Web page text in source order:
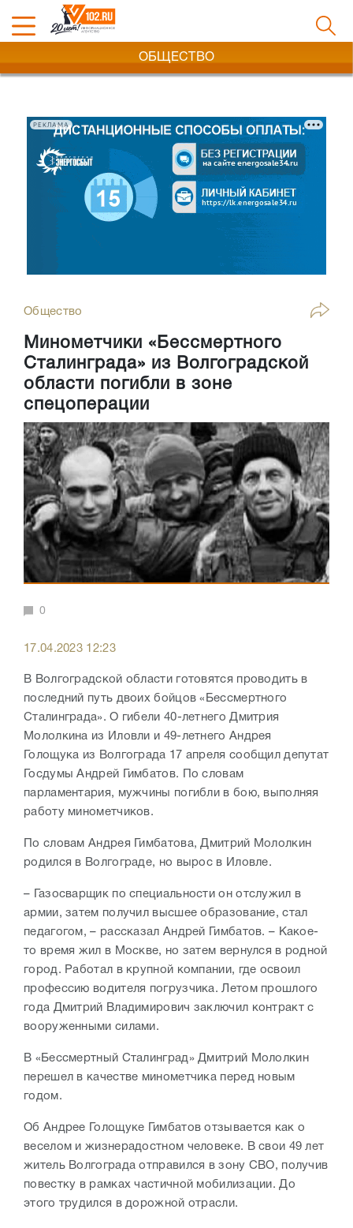
ОБЩЕСТВО
РЕКЛАМА
Общество
Минометчики «Бессмертного
Сталинграда» из Волгоградской
области погибли в зоне
спецоперации
0
17.04.2023 12:23
В Волгоградской области готовятся проводить в
последний путь двоих бойцов «Бессмертного
Сталинграда». О гибели 40-летнего Дмитрия
Мололкина из Иловли и 49-летнего Андрея
Голощука из Волгограда 17 апреля сообщил депутат
Госдумы Андрей Гимбатов. По словам
парламентария, мужчины погибли в бою, выполняя
работу минометчиков.
По словам Андрея Гимбатова, Дмитрий Мололкин
родился в Волгограде, но вырос в Иловле.
– Газосварщик по специальности он отслужил в
армии, затем получил высшее образование, стал
педагогом, – рассказал Андрей Гимбатов. – Какое-
то время жил в Москве, но затем вернулся в родной
город. Работал в крупной компании, где освоил
профессию водителя погрузчика. Летом прошлого
года Дмитрий Владимирович заключил контракт с
вооруженными силами.
В «Бессмертный Сталинград» Дмитрий Мололкин
перешел в качестве минометчика перед новым
годом.
Об Андрее Голощуке Гимбатов отзывается как о
веселом и жизнерадостном человеке. В свои 49 лет
житель Волгограда отправился в зону СВО, получив
повестку в рамках частичной мобилизации. До
этого трудился в дорожной отрасли.